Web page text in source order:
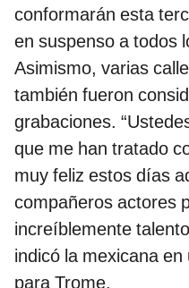
conformarán esta
en suspenso a todos
Asimismo, varias
también fueron
grabaciones.
que me han tratado
muy feliz estos días
compañeros actores
increíblemente
indicó la mexicana
para Trome.